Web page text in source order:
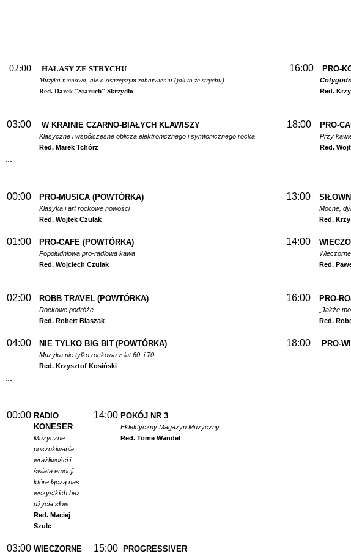
02:00 HAŁASY ZE STRYCHU
Muzyka nienowa, ale o ostrzejszym zabarwieniu (jak to ze strychu)
Red. Darek "Staruch" Skrzydło
16:00 PRO-
Red.
03:00 W KRAINIE CZARNO-BIAŁYCH KLAWISZY
Klasyczne i współczesne oblicza elektronicznego i symfonicznego rocka
Red. Marek Tchórz
18:00 PRO-
Przy
Red.
...
00:00 PRO-MUSICA (POWTÓRKA)
Klasyka i art rockowe nowości
Red. Wojtek Czulak
13:00
Mocne,
Red.
01:00 PRO-CAFE (POWTÓRKA)
Popołudniowa pro-radiowa kawa
Red. Wojciech Czulak
14:00
Red.
02:00 ROBB TRAVEL (POWTÓRKA)
Rockowe podróże
Red. Robert Błaszak
16:00 PRO-
„Jakże
Red.
04:00 NIE TYLKO BIG BIT (POWTÓRKA)
Muzyka nie tylko rockowa z lat 60. i 70.
Red. Krzysztof Kosiński
18:00 PRO-
...
00:00 RADIO
KONESER
Muzyczne
poszukiwania
wrażliwości i
świata emocji
które łączą nas
wszystkich bez
użycia słów
Red. Maciej
Szulc
14:00 POKÓJ NR 3
Eklektyczny Magazyn Muzyczny
Red. Tome Wandel
03:00 WIECZORNE
15:00 PROGRESSIVER